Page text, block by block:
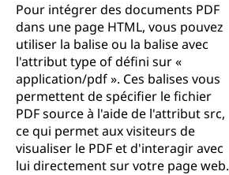
Pour intégrer des documents PDF
dans une page HTML, vous pouvez
utiliser la balise ou la balise avec
l'attribut type of défini sur «
application/pdf ». Ces balises vous
permettent de spécifier le fichier
PDF source à l'aide de l'attribut src,
ce qui permet aux visiteurs de
visualiser le PDF et d'interagir avec
lui directement sur votre page web.